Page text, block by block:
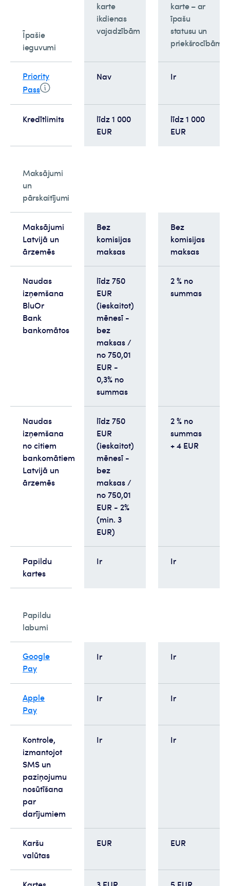
Īpašie
ieguvumi
karte
ikdienas
vajadzībām
karte – ar
īpašu
statusu un
priekšrocībām
Priority
Pass
Nav Ir
Kredītlimits
līdz 1 000
EUR
līdz 1 000
EUR
Maksājumi
un
pārskaitījumi
Maksājumi
Latvijā un
ārzemēs
Bez
komisijas
maksas
Bez
komisijas
maksas
Naudas
izņemšana
BluOr
Bank
bankomātos
līdz 750
EUR
(ieskaitot)
mēnesī -
bez
maksas /
no 750,01
EUR -
0,3% no
summas
2 % no
summas
Naudas
izņemšana
no citiem
bankomātiem
Latvijā un
ārzemēs
līdz 750
EUR
(ieskaitot)
mēnesī -
bez
maksas /
no 750,01
EUR - 2%
(min. 3
EUR)
2 % no
summas
+ 4 EUR
Papildu
kartes
Ir Ir
Papildu
labumi
Google
Pay
Ir Ir
Apple
Pay
Ir Ir
Kontrole,
izmantojot
SMS un
paziņojumu
nosūtīšana
par
darījumiem
Ir Ir
Karšu
valūtas
EUR EUR